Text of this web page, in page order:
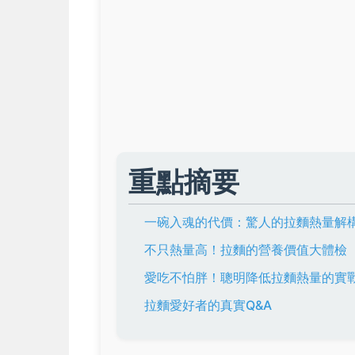
重點摘要
一碗入魂的代價：驚人的拉麵熱量解
不只熱量高！拉麵的營養價值大體檢
愛吃不怕胖！聰明降低拉麵熱量的實
拉麵愛好者的真實Q&A